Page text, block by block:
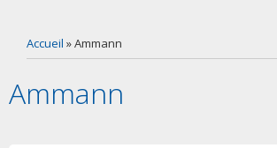
Vous êtes ici
Accueil » Ammann
Ammann